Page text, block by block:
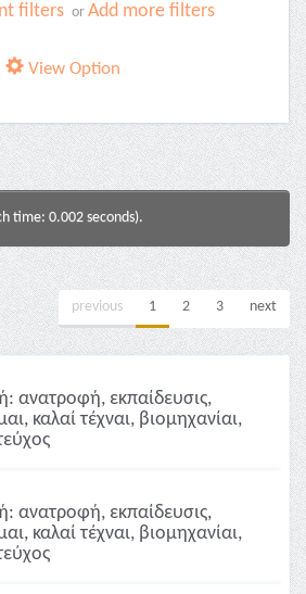
filters or Add more filters
View Option
time: 0.002 seconds).
previous 1 2 3 next
ανατροφή, εκπαίδευσις,
καλαί τέχναι, βιομηχανίαι,
ανατροφή, εκπαίδευσις,
καλαί τέχναι, βιομηχανίαι,